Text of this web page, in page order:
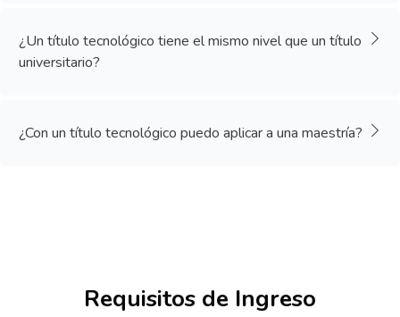
¿Un título tecnológico tiene el mismo nivel que un título
universitario?
¿Con un título tecnológico puedo aplicar a una maestría?
Requisitos de Ingreso